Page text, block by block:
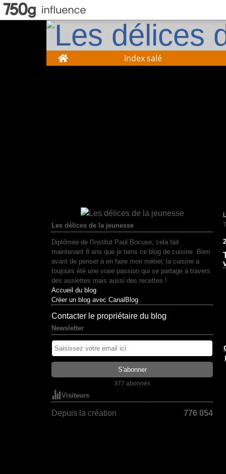
Home Index salé
Les délices de la jeunesse
Diplômée de l'Institut Paul Bocuse, cela fait
maintenant 8 ans que je tiens ce blog de cuisine. Bien
avant de penser à en faire mon métier, la cuisine a
toujours été une vraie passion qui se partage à travers
des assiettes mais aussi des recettes !
Accueil du blog
Créer un blog avec CanalBlog
Contacter le propriétaire du blog
Newsletter
377 abonnés
Visiteurs
Depuis la création 776 054